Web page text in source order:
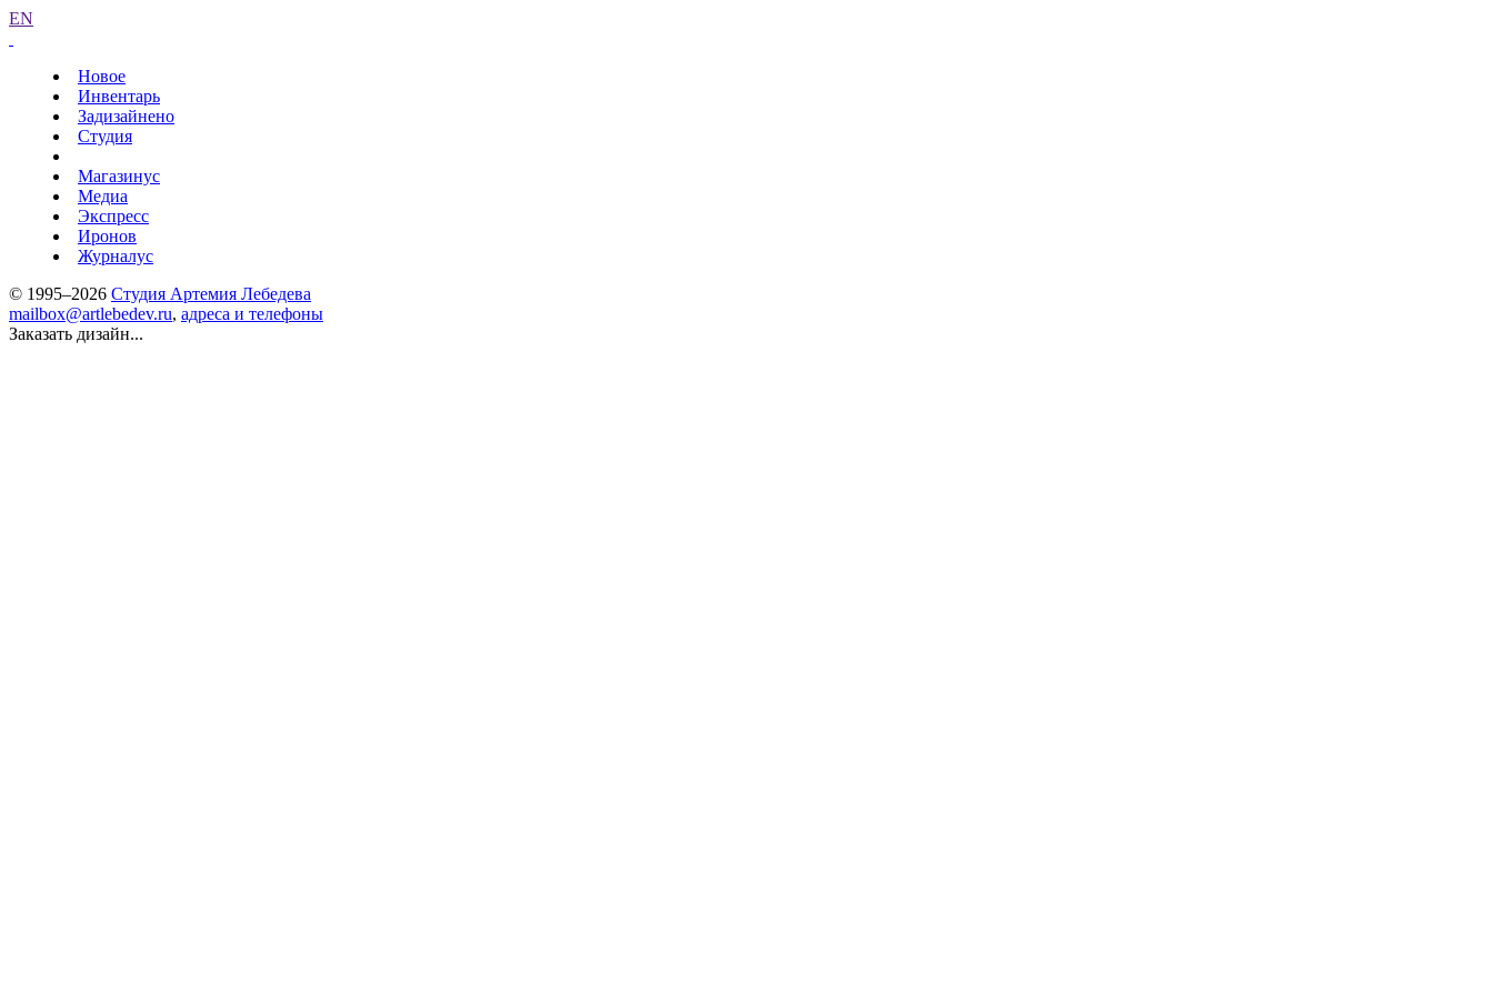
EN
Новое
Инвентарь
Задизайнено
Студия
Магазинус
Медиа
Экспресс
Иронов
Журналус
© 1995–2026 Студия Артемия Лебедева
mailbox@artlebedev.ru, адреса и телефоны
Заказать дизайн...